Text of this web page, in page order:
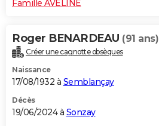
Famille AVELINE
Roger BENARDEAU (91 ans)
Créer une cagnotte obsèques
Naissance
17/08/1932 à Semblançay
Décès
19/06/2024 à Sonzay